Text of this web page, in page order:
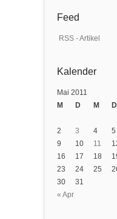
Feed
RSS - Artikel
Kalender
Mai 2011
M
D M D
« Apr
2
3 4 5
9
10 11
16
17 18
23
24 25
30
31